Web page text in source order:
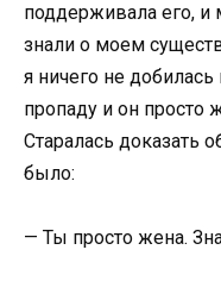
поддерживала его, и
знали о моем
я ничего не
пропаду и он просто
Старалась доказать
было:
— Ты просто жена.